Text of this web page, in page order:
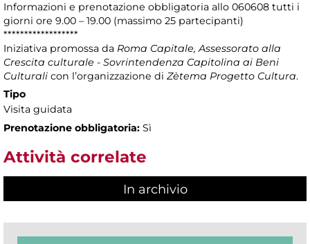
Informazioni e prenotazione obbligatoria allo 060608 tutti i
giorni ore 9.00 – 19.00 (massimo 25 partecipanti)
******************
Iniziativa promossa da Roma Capitale, Assessorato alla
Crescita culturale - Sovrintendenza Capitolina ai Beni
Culturali con l’organizzazione di Zètema Progetto Cultura.
Tipo
Visita guidata
Prenotazione obbligatoria: Sì
Attività correlate
In archivio